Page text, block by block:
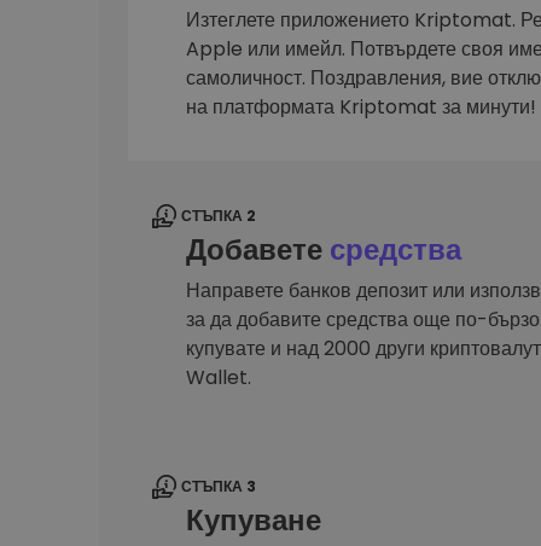
Kriptomat Портфейл
Сигурен и опростен
криптовалута
Инвестиционен
Намери своята крипто
Изтеглете приложението Kriptomat.
Apple или имейл. Потвърдете своя
самоличност. Поздравления, вие
на платформата Kriptomat за минути!
СТЪПКА 2
Добавете средства
Направете банков депозит или
за да добавите средства още по-
купувате и над 2000 други
Wallet.
СТЪПКА 3
Купуване